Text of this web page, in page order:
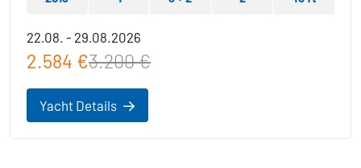
22.08. - 29.08.2026
2.584 €3.200 €
Yacht Details